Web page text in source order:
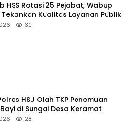
HSS Rotasi 25 Pejabat, Wabup
Tekankan Kualitas Layanan Publik
30
HSU Olah TKP Penemuan
di Sungai Desa Keramat
28